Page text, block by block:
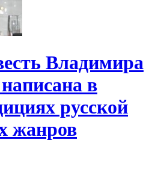
Владимира
в
русской
жанров